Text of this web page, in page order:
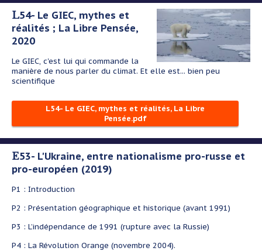
L54- Le GIEC, mythes et
réalités ; La Libre Pensée,
2020
Le GIEC, c'est lui qui commande la
manière de nous parler du climat. Et elle est... bien peu
scientifique
L54- Le GIEC, mythes et réalités, La Libre
Pensée.pdf
E53- L'Ukraine, entre nationalisme pro-russe et
pro-européen (2019)
P1 : Introduction
P2 : Présentation géographique et historique (avant 1991)
P3 : L’indépendance de 1991 (rupture avec la Russie)
P4 : La Révolution Orange (novembre 2004).